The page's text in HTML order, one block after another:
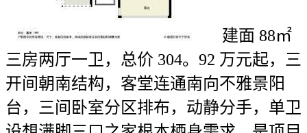
建面 88㎡
三房两厅一卫，总价 304。92 万元起，三
开间朝南结构，客堂连通南向不雅景阳
台，三间卧室分区排布，动静分手，单卫